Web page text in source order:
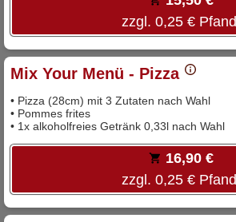
zzgl. 0,25 € Pfand
Mix Your Menü - Pizza
• Pizza (28cm) mit 3 Zutaten nach Wahl
• Pommes frites
• 1x alkoholfreies Getränk 0,33l nach Wahl
16,90 €
zzgl. 0,25 € Pfand